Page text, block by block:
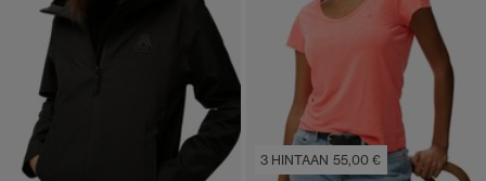
3 HINTAAN 55,00 €